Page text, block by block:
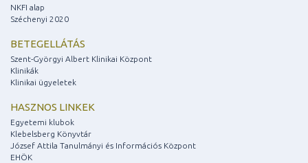
NKFI alap
Széchenyi 2020
BETEGELLÁTÁS
Szent-Györgyi Albert Klinikai Központ
Klinikák
Klinikai ügyeletek
HASZNOS LINKEK
Egyetemi klubok
Klebelsberg Könyvtár
József Attila Tanulmányi és Információs Központ
EHÖK